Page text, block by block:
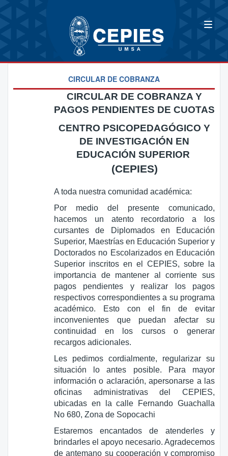
CIRCULAR DE COBRANZA
CIRCULAR DE COBRANZA Y
PAGOS PENDIENTES DE CUOTAS
CENTRO PSICOPEDAGÓGICO Y
DE INVESTIGACIÓN EN
EDUCACIÓN SUPERIOR
(CEPIES)
A toda nuestra comunidad académica:
Por medio del presente comunicado,
hacemos un atento recordatorio a los
cursantes de Diplomados en Educación
Superior, Maestrías en Educación Superior y
Doctorados no Escolarizados en Educación
Superior inscritos en el CEPIES, sobre la
importancia de mantener al corriente sus
pagos pendientes y realizar los pagos
respectivos correspondientes a su programa
académico. Esto con el fin de evitar
inconvenientes que puedan afectar su
continuidad en los cursos o generar
recargos adicionales.
Les pedimos cordialmente, regularizar su
situación lo antes posible. Para mayor
información o aclaración, apersonarse a las
oficinas administrativas del CEPIES,
ubicadas en la calle Fernando Guachalla
No 680, Zona de Sopocachi
Estaremos encantados de atenderles y
brindarles el apoyo necesario. Agradecemos
de antemano su cooperación y compromiso